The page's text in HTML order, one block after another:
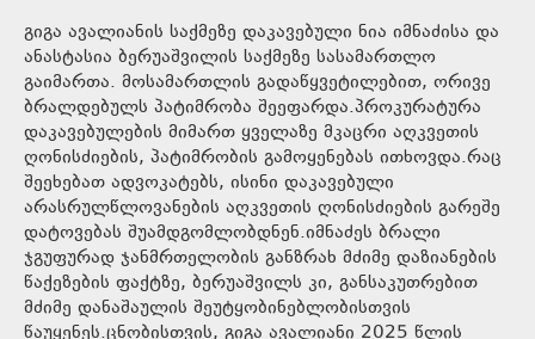
გიგა ავალიანის საქმეზე დაკავებული ნია იმნაძისა და
ანასტასია ბერუაშვილის საქმეზე სასამართლო
გაიმართა. მოსამართლის გადაწყვეტილებით, ორივე
ბრალდებულს პატიმრობა შეეფარდა.პროკურატურა
დაკავებულების მიმართ ყველაზე მკაცრი აღკვეთის
ღონისძიების, პატიმრობის გამოყენებას ითხოვდა.რაც
შეეხებათ ადვოკატებს, ისინი დაკავებული
არასრულწლოვანების აღკვეთის ღონისძიების გარეშე
დატოვებას შუამდგომლობდნენ.იმნაძეს ბრალი
ჯგუფურად ჯანმრთელობის განზრახ მძიმე დაზიანების
წაქეზების ფაქტზე, ბერუაშვილს კი, განსაკუთრებით
მძიმე დანაშაულის შეუტყობინებლობისთვის
წაუყენეს.ცნობისთვის, გიგა ავალიანი 2025 წლის